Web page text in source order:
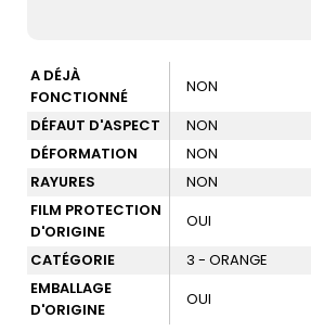
A DÉJÀ
FONCTIONNÉ
NON
DÉFAUT D'ASPECT
NON
DÉFORMATION
NON
RAYURES
NON
FILM PROTECTION
D'ORIGINE
OUI
CATÉGORIE
3 - ORANGE
EMBALLAGE
D'ORIGINE
OUI